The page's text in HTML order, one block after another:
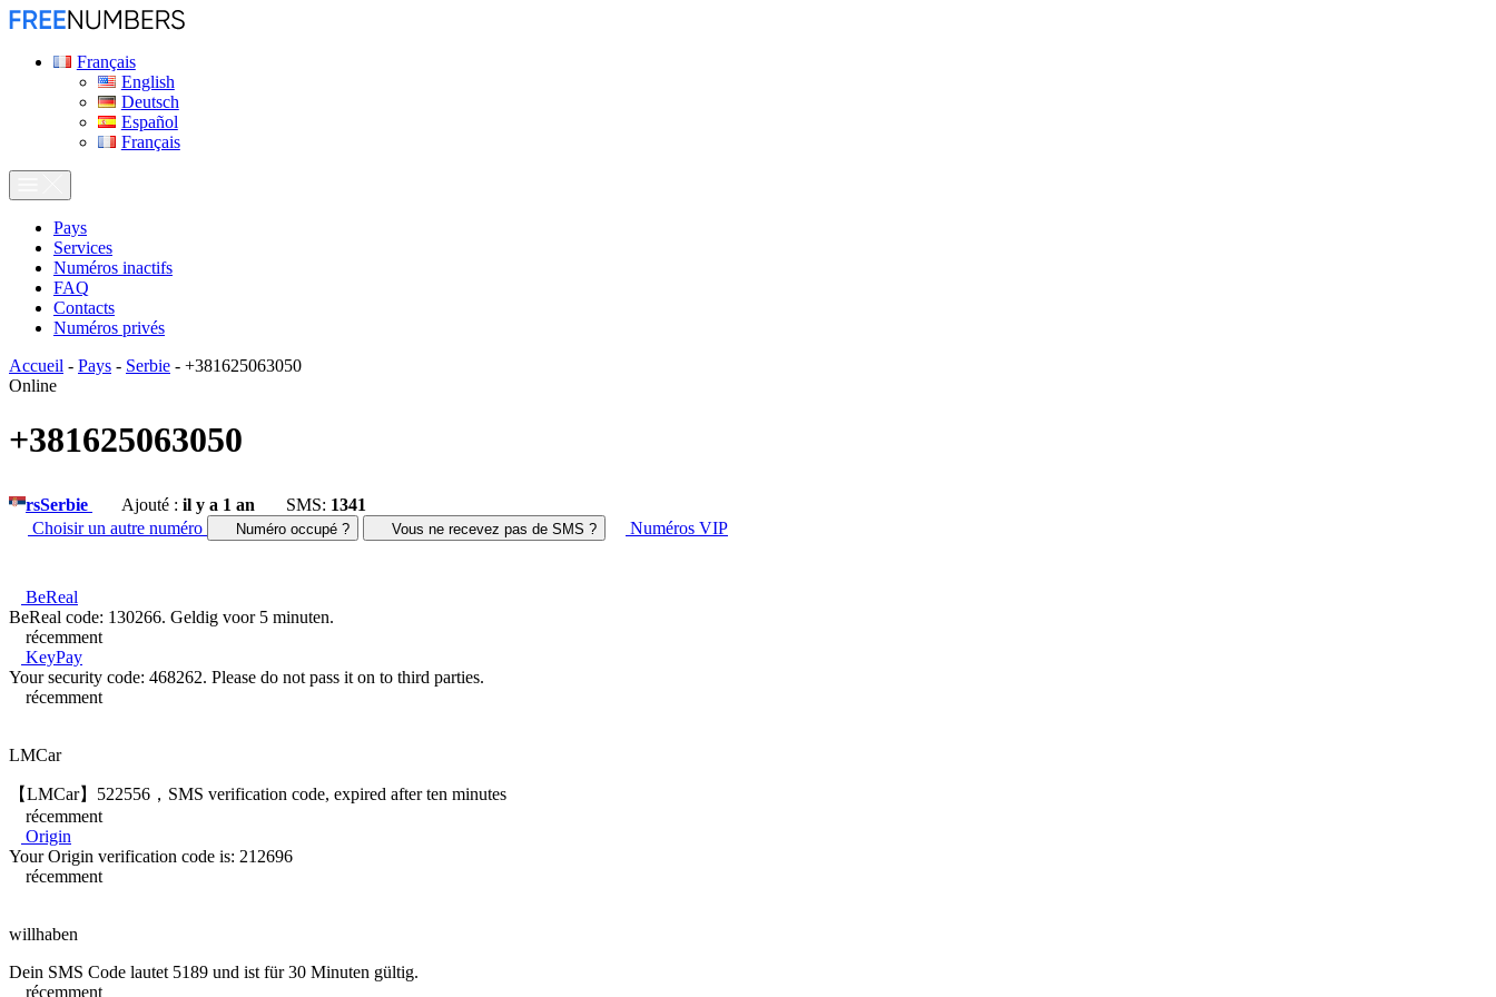
Français
English
Deutsch
Español
Français
Pays
Services
Numéros inactifs
FAQ
Contacts
Numéros privés
Accueil - Pays - Serbie - +381625063050
Online
+381625063050
rsSerbie Ajouté : il y a 1 an SMS: 1341
Choisir un autre numéro
Numéro occupé ? Vous ne recevez pas de SMS ? Numéros VIP
BeReal
BeReal code: 130266. Geldig voor 5 minuten.
récemment
KeyPay
Your security code: 468262. Please do not pass it on to third parties.
récemment
LMCar
【LMCar】522556，SMS verification code, expired after ten minutes
récemment
Origin
Your Origin verification code is: 212696
récemment
willhaben
Dein SMS Code lautet 5189 und ist für 30 Minuten gültig.
récemment